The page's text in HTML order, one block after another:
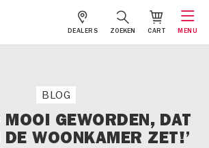
DEALERS ZOEKEN CART MENU
BLOG
MOOI GEWORDEN, DAT
WOONKAMER ZET!’